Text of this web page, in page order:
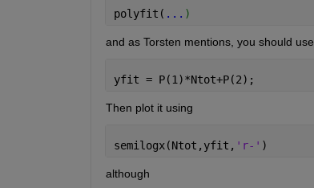
polyfit( ... )
and as Torsten mentions, you should use
yfit = P(1)*Ntot+P(2);
Then plot it using
semilogx(Ntot,yfit, 'r-' )
although